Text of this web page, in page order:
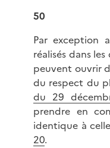
50
Par exception
réalisés dans
peuvent ouvrir
du respect du
du 29
prendre en
identique à
20.